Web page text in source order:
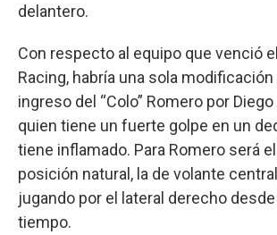
delantero.
Con respecto al equipo que venció
Racing, habría una sola modificación
ingreso del “Colo” Romero por
quien tiene un fuerte golpe en un
tiene inflamado. Para Romero será
posición natural, la de volante
jugando por el lateral derecho
tiempo.